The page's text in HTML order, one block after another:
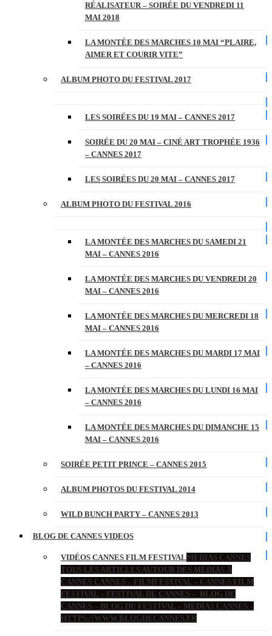
RÉALISATEUR – SOIRÉE DU VENDREDI 11
MAI 2018
LA MONTÉE DES MARCHES 10 MAI “PLAIRE,
AIMER ET COURIR VITE”
ALBUM PHOTO DU FESTIVAL 2017
LES SOIRÉES DU 19 MAI – CANNES 2017
SOIRÉE DU 20 MAI – CINÉ ART TROPHÉE 1936
– CANNES 2017
LES SOIRÉES DU 20 MAI – CANNES 2017
ALBUM PHOTO DU FESTIVAL 2016
LA MONTÉE DES MARCHES DU SAMEDI 21
MAI – CANNES 2016
LA MONTÉE DES MARCHES DU VENDREDI 20
MAI – CANNES 2016
LA MONTÉE DES MARCHES DU MERCREDI 18
MAI – CANNES 2016
LA MONTÉE DES MARCHES DU MARDI 17 MAI
– CANNES 2016
LA MONTÉE DES MARCHES DU LUNDI 16 MAI
– CANNES 2016
LA MONTÉE DES MARCHES DU DIMANCHE 15
MAI – CANNES 2016
SOIRÉE PETIT PRINCE – CANNES 2015
ALBUM PHOTOS DU FESTIVAL 2014
WILD BUNCH PARTY – CANNES 2013
BLOG DE CANNES VIDEOS
VIDÉOS CANNES FILM FESTIVALMÉDIAS CANNES
TOUS LES ARTICLES AUTOUR DES MÉDIAS À
CANNES CANNES – FILMFESTIVAL – CANNES FILM
FESTIVAL – FESTIVAL DE CANNES – BLOG DE
CANNES – BLOG DU FESTIVAL – MEDIAS CANNES –
HTTPS://WWW.BLOGDECANNES.FR